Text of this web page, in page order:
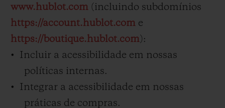
www.hublot.com (incluindo subdomínios
https://account.hublot.com e
https://boutique.hublot.com):
Incluir a acessibilidade em nossas
políticas internas.
Integrar a acessibilidade em nossas
práticas de compras.